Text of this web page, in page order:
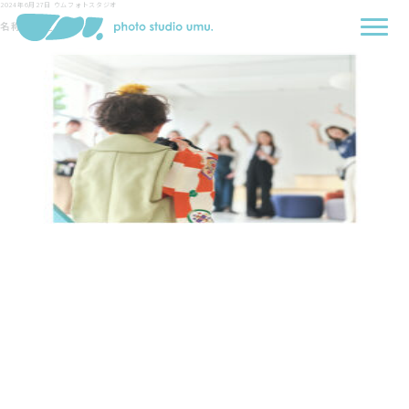
2024年6月27日 ウムフォトスタジオ
名称未設定-1-2